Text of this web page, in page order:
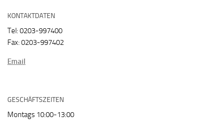
KONTAKTDATEN
Tel: 0203-997400
Fax: 0203-997402
Email
GESCHÄFTSZEITEN
Montags 10:00-13:00